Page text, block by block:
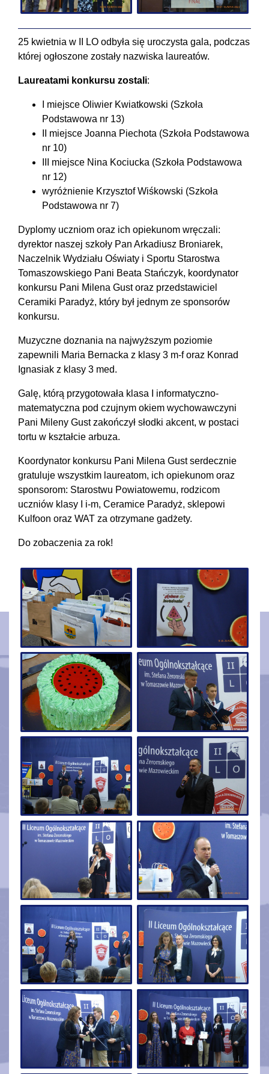
25 kwietnia w II LO odbyła się uroczysta gala, podczas
której ogłoszone zostały nazwiska laureatów.
Laureatami konkursu zostali:
I miejsce Oliwier Kwiatkowski (Szkoła
Podstawowa nr 13)
II miejsce Joanna Piechota (Szkoła Podstawowa
nr 10)
III miejsce Nina Kociucka (Szkoła Podstawowa
nr 12)
wyróżnienie Krzysztof Wiśkowski (Szkoła
Podstawowa nr 7)
Dyplomy uczniom oraz ich opiekunom wręczali:
dyrektor naszej szkoły Pan Arkadiusz Broniarek,
Naczelnik Wydziału Oświaty i Sportu Starostwa
Tomaszowskiego Pani Beata Stańczyk, koordynator
konkursu Pani Milena Gust oraz przedstawiciel
Ceramiki Paradyż, który był jednym ze sponsorów
konkursu.
Muzyczne doznania na najwyższym poziomie
zapewnili Maria Bernacka z klasy 3 m-f oraz Konrad
Ignasiak z klasy 3 med.
Galę, którą przygotowała klasa I informatyczno-
matematyczna pod czujnym okiem wychowawczyni
Pani Mileny Gust zakończył słodki akcent, w postaci
tortu w kształcie arbuza.
Koordynator konkursu Pani Milena Gust serdecznie
gratuluje wszystkim laureatom, ich opiekunom oraz
sponsorom: Starostwu Powiatowemu, rodzicom
uczniów klasy I i-m, Ceramice Paradyż, sklepowi
Kulfoon oraz WAT za otrzymane gadżety.
Do zobaczenia za rok!